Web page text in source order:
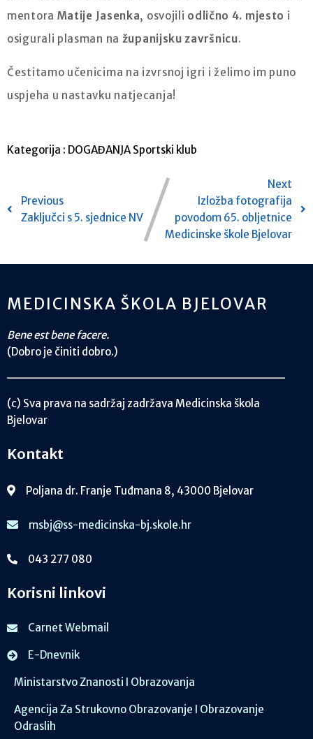
mentora Matije Jasenka, osvojili odlično 4. mjesto i
osigurali plasman na županijsku završnicu.
Čestitamo učenicima na izvrsnoj igri i želimo im puno
uspjeha u nastavku natjecanja!
Kategorija : DOGAĐANJA Sportski klub
Previous
Zaključci s 5. sjednice NV
Next
Izložba fotografija
povodom 65. obljetnice
Medicinske škole Bjelovar
MEDICINSKA ŠKOLA BJELOVAR
Bene est bene facere.
(Dobro je činiti dobro.)
(c) Sva prava na sadržaj zadržava Medicinska škola
Bjelovar
Kontakt
Poljana dr. Franje Tuđmana 8, 43000 Bjelovar
msbj@ss-medicinska-bj.skole.hr
043 277 080
Korisni linkovi
Carnet Webmail
E-Dnevnik
Ministarstvo Znanosti I Obrazovanja
Agencija Za Strukovno Obrazovanje I Obrazovanje
Odraslih